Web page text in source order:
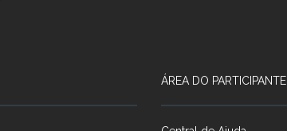
ÁREA DO PARTICIPANTE